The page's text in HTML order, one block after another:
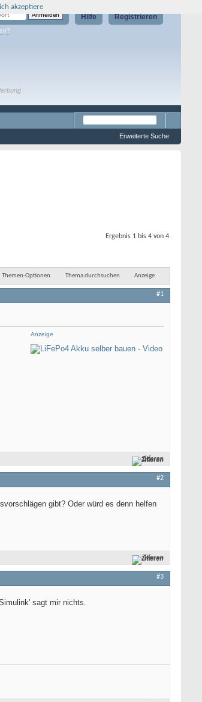
Registrieren
Hilfe
Erweiterte Suche
Ergebnis 1 bis 4 von 4
Themen-Optionen Thema durchsuchen Anzeige
#1
Anzeige
Zitieren
#2
gibt? Oder würd es denn helfen
Zitieren
#3
sagt mir nichts.
akzeptiere